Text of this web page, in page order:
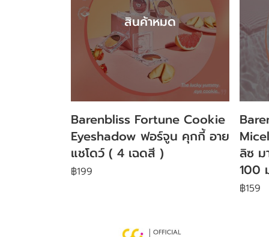
สินค้าหมด
Barenbliss Fortune Cookie
Eyeshadow ฟอร์จูน คุกกี้ อาย
แชโดว์ ( 4 เฉดสี )
฿199
ลิซ ม
100
฿159